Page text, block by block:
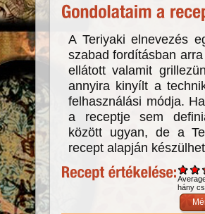
A Teriyaki elnevezés
szabad fordításban
ellátott valamit
annyira kinyílt a
felhasználási módja.
a receptje sem
között ugyan, de a
recept alapján
hány